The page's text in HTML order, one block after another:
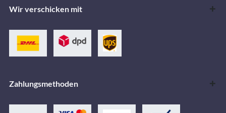
Wir verschicken mit
Zahlungsmethoden